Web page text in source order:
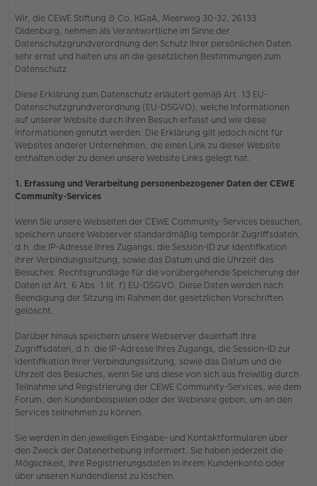
Wir, die CEWE Stiftung & Co. KGaA, Meerweg 30-32, 26133
Oldenburg, nehmen als Verantwortliche im Sinne der
Datenschutzgrundverordnung den Schutz Ihrer persönlichen Daten
sehr ernst und halten uns an die gesetzlichen Bestimmungen zum
Datenschutz.
Diese Erklärung zum Datenschutz erläutert gemäß Art. 13 EU-
Datenschutzgrundverordnung (EU-DSGVO), welche Informationen
auf unserer Website durch Ihren Besuch erfasst und wie diese
Informationen genutzt werden. Die Erklärung gilt jedoch nicht für
Websites anderer Unternehmen, die einen Link zu dieser Website
enthalten oder zu denen unsere Website Links gelegt hat.
1. Erfassung und Verarbeitung personenbezogener Daten der CEWE
Community-Services
Wenn Sie unsere Webseiten der CEWE Community-Services besuchen,
speichern unsere Webserver standardmäßig temporär Zugriffsdaten,
d.h. die IP-Adresse Ihres Zugangs, die Session-ID zur Identifikation
Ihrer Verbindungssitzung, sowie das Datum und die Uhrzeit des
Besuches. Rechtsgrundlage für die vorübergehende Speicherung der
Daten ist Art. 6 Abs. 1 lit. f) EU-DSGVO. Diese Daten werden nach
Beendigung der Sitzung im Rahmen der gesetzlichen Vorschriften
gelöscht.
Darüber hinaus speichern unsere Webserver dauerhaft Ihre
Zugriffsdaten, d.h. die IP-Adresse Ihres Zugangs, die Session-ID zur
Identifikation Ihrer Verbindungssitzung, sowie das Datum und die
Uhrzeit des Besuches, wenn Sie uns diese von sich aus freiwillig durch
Teilnahme und Registrierung der CEWE Community-Services, wie dem
Forum, den Kundenbeispielen oder der Webinare geben, um an den
Services teilnehmen zu können.
Sie werden in den jeweiligen Eingabe- und Kontaktformularen über
den Zweck der Datenerhebung informiert. Sie haben jederzeit die
Möglichkeit, Ihre Registrierungsdaten in Ihrem Kundenkonto oder
über unseren Kundendienst zu löschen.